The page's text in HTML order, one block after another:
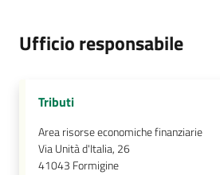
Ufficio responsabile
Tributi
Area risorse economiche finanziarie
Via Unità d'Italia, 26
41043 Formigine